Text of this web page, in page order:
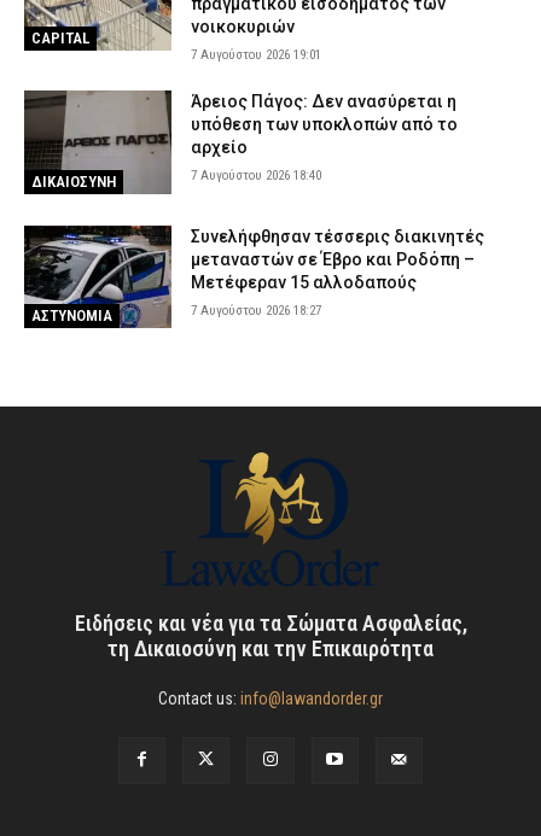
CAPITAL
νοικοκυριών
7 Αυγούστου 2026 19:01
ΔΙΚΑΙΟΣΥΝΗ
Άρειος Πάγος: Δεν ανασύρεται η
υπόθεση των υποκλοπών από το
αρχείο
7 Αυγούστου 2026 18:40
ΑΣΤΥΝΟΜΙΑ
Συνελήφθησαν τέσσερις διακινητές
μεταναστών σε Έβρο και Ροδόπη –
Μετέφεραν 15 αλλοδαπούς
7 Αυγούστου 2026 18:27
Ειδήσεις και νέα για τα Σώματα Ασφαλείας,
τη Δικαιοσύνη και την Επικαιρότητα
Contact us: info@lawandorder.gr